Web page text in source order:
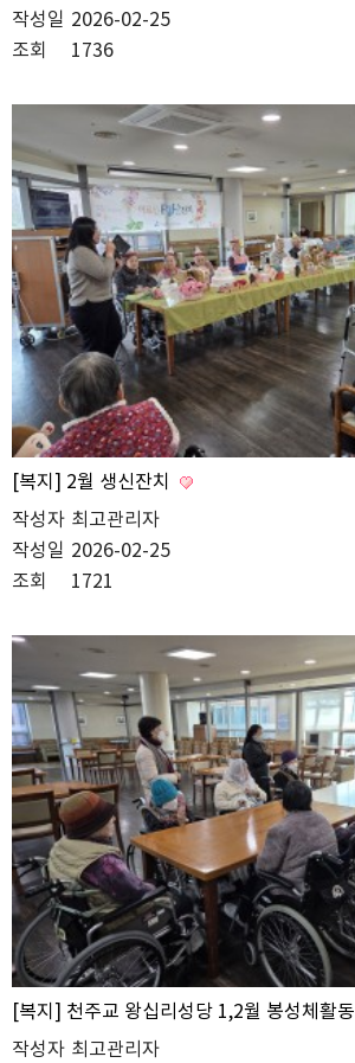
작성일 2026-02-25
조회
1736
[복지] 2월 생신잔치
작성자 최고관리자
작성일 2026-02-25
조회
1721
[복지] 천주교 왕십리성당 1,2월 봉성체활동
작성자 최고관리자